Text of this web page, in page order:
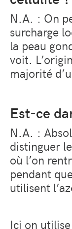
N.A. : On
surcharge
la peau
voit.
majorité
Est-ce
N.A. :
distinguer
où l’on
pendant
utilisent
Ici on